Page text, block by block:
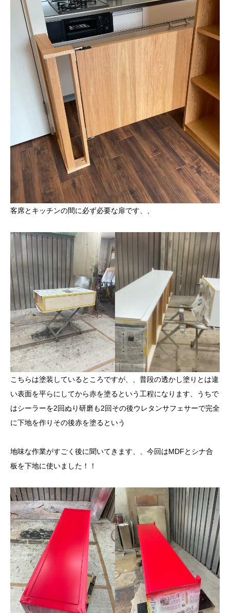
客席とキッチンの間に必ず必要な扉です、、
こちらは塗装しているところですが、、普段の透かし塗りとは違
い表面を平らにしてから赤を塗るという工程になります、うちで
はシーラーを2回ぬり研磨も2回その後ウレタンサフェサーで完全
に下地を作りその後赤を塗るという
地味な作業がすごく後に聞いてきます、、今回はMDFとシナ合
板を下地に使いました！！